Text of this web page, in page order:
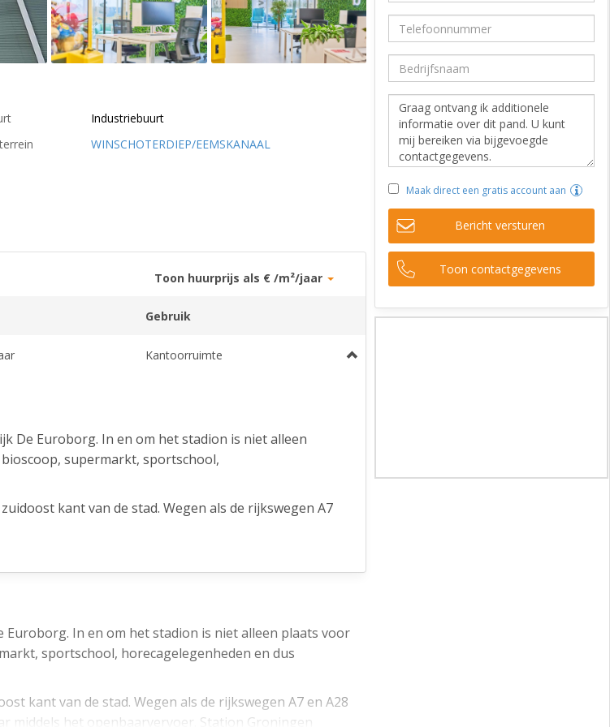
Industriebuurt
WINSCHOTERDIEP/EEMSKANAAL
Toon huurprijs als € /m²/jaar
Gebruik
Kantoorruimte
De Euroborg. In en om het stadion is niet alleen
supermarkt, sportschool,
kant van de stad. Wegen als de rijkswegen A7
bereikbaar middels het openbaarvervoer. Station
naar wens te verbouwen, zoals in de bijgaande
gemeente zijn hier parkeerplaatsen te huur.
In en om het stadion is niet alleen plaats voor
sportschool, horecagelegenheden en dus
kant van de stad. Wegen als de rijkswegen A7 en A28
middels het openbaarvervoer. Station Groningen
Maak direct een gratis account aan
Bericht versturen
Toon contactgegevens